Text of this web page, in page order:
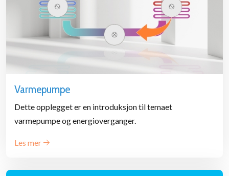
Varmepumpe
Dette opplegget er en introduksjon til temaet
varmepumpe og energioverganger.
Les mer